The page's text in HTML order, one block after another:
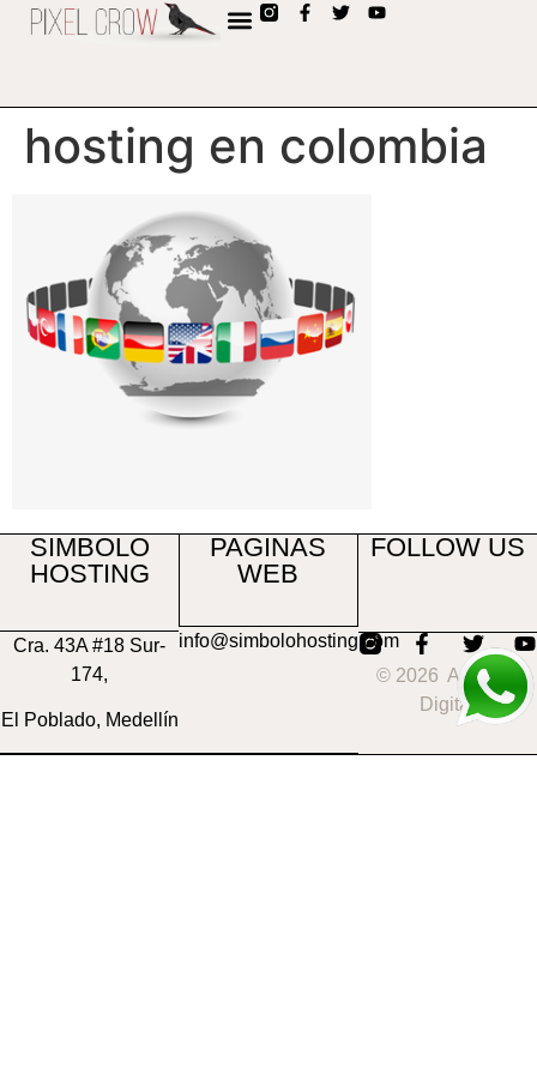
contenido
hosting en colombia
SIMBOLO
HOSTING
Cra. 43A #18 Sur-
174,
El Poblado, Medellín
PAGINAS
WEB
info@simbolohosting.com
FOLLOW US
© 2026 Agencia
Digital